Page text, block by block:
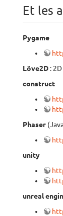
Et les
Pygame
Löve2D :
construct
Phaser
unity
unreal